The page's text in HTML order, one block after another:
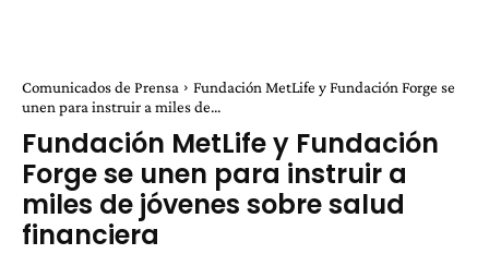
Comunicados de Prensa
Fundación MetLife y Fundación Forge se
unen para instruir a miles de...
Fundación MetLife y Fundación
Forge se unen para instruir a
miles de jóvenes sobre salud
financiera